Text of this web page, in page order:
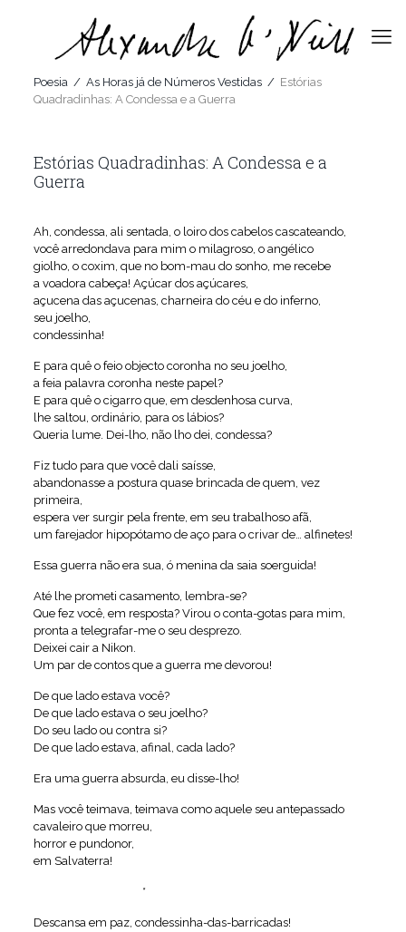
Poesia/ As Horas já de Números Vestidas/ Estórias
Quadradinhas: A Condessa e a Guerra
Estórias Quadradinhas: A Condessa e a
Guerra
Ah, condessa, ali sentada, o loiro dos cabelos cascateando,
você arredondava para mim o milagroso, o angélico
giolho, o coxim, que no bom-mau do sonho, me recebe
a voadora cabeça! Açúcar dos açúcares,
açucena das açucenas, charneira do céu e do inferno,
seu joelho,
condessinha!
E para quê o feio objecto coronha no seu joelho,
a feia palavra coronha neste papel?
E para quê o cigarro que, em desdenhosa curva,
lhe saltou, ordinário, para os lábios?
Queria lume. Dei-lho, não lho dei, condessa?
Fiz tudo para que você dali saísse,
abandonasse a postura quase brincada de quem, vez
primeira,
espera ver surgir pela frente, em seu trabalhoso afã,
um farejador hipopótamo de aço para o crivar de… alfinetes!
Essa guerra não era sua, ó menina da saia soerguida!
Até lhe prometi casamento, lembra-se?
Que fez você, em resposta? Virou o conta-gotas para mim,
pronta a telegrafar-me o seu desprezo.
Deixei cair a Nikon.
Um par de contos que a guerra me devorou!
De que lado estava você?
De que lado estava o seu joelho?
Do seu lado ou contra si?
De que lado estava, afinal, cada lado?
Era uma guerra absurda, eu disse-lho!
Mas você teimava, teimava como aquele seu antepassado
cavaleiro que morreu,
horror e pundonor,
em Salvaterra!
*
Descansa em paz, condessinha-das-barricadas!